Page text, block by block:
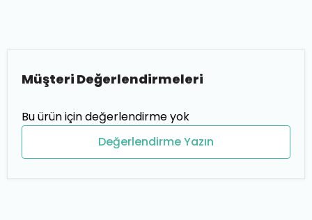
Müşteri Değerlendirmeleri
Bu ürün için değerlendirme yok
Değerlendirme Yazın